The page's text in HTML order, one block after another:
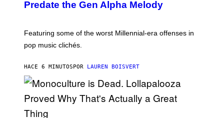
B
A
C
O
U
S
E
Predate the Gen Alpha Melody
Featuring some of the worst Millennial-era offenses in
pop music clichés.
HACE 6 MINUTOSPOR LAUREN BOISVERT